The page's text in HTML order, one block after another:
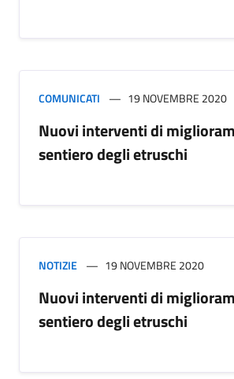
COMUNICATI 19 NOVEMBRE 2020
Nuovi interventi di
sentiero degli etruschi
NOTIZIE 19 NOVEMBRE 2020
Nuovi interventi di
sentiero degli etruschi